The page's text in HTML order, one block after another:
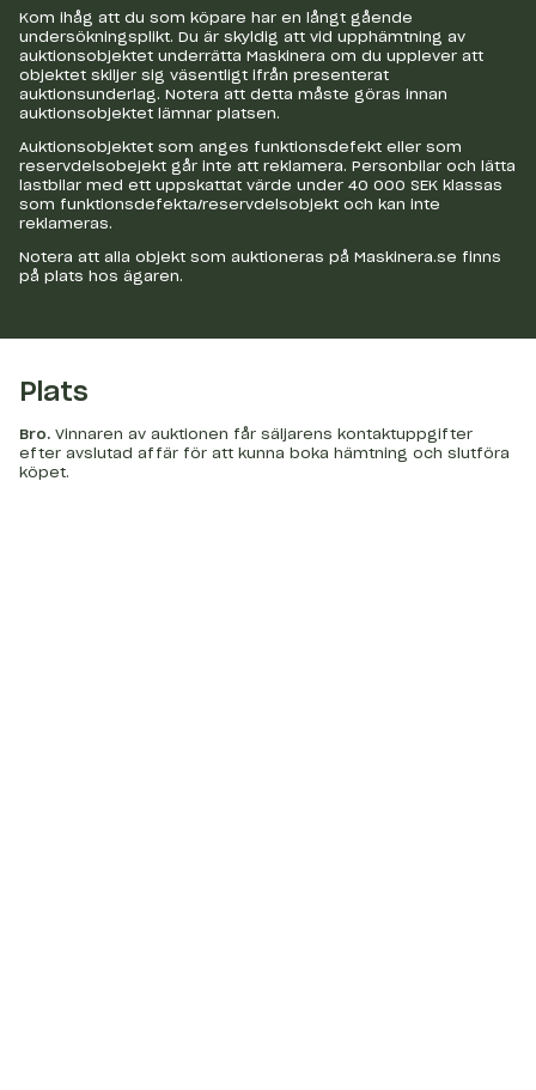
Kom ihåg att du som köpare har en långt gående
undersökningsplikt. Du är skyldig att vid upphämtning av
auktionsobjektet underrätta Maskinera om du upplever att
objektet skiljer sig väsentligt ifrån presenterat
auktionsunderlag. Notera att detta måste göras innan
auktionsobjektet lämnar platsen.
Auktionsobjektet som anges funktionsdefekt eller som
reservdelsobejekt går inte att reklamera. Personbilar och lätta
lastbilar med ett uppskattat värde under 40 000 SEK klassas
som funktionsdefekta/reservdelsobjekt och kan inte
reklameras.
Notera att alla objekt som auktioneras på Maskinera.se finns
på plats hos ägaren.
Plats
Bro. Vinnaren av auktionen får säljarens kontaktuppgifter
efter avslutad affär för att kunna boka hämtning och slutföra
köpet.